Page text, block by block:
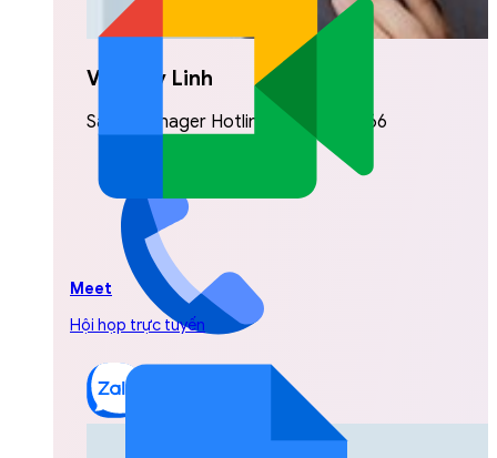
Vũ Thuỳ Linh
Sales Manager Hotline: 0842.999.666
Meet
Hội họp trực tuyến